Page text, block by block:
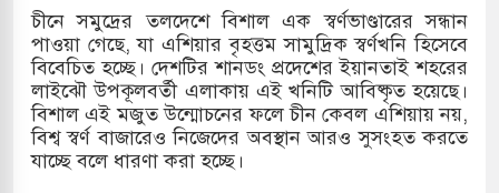
হাইকমিশনারের বাসভবনে আগুন, আইসিইউতে
হয়ে আসছে ‘স্পেশাল রেসপন্স ব্যাটালিয়ন
চীনে সমুদ্রের তলদেশে বিশাল এক স্বর্ণভাণ্ডারের সন্ধান
পাওয়া গেছে, যা এশিয়ার বৃহত্তম সামুদ্রিক স্বর্ণখনি হিসেবে
বিবেচিত হচ্ছে। দেশটির শানডং প্রদেশের ইয়ানতাই শহরের
লাইঝৌ উপকূলবর্তী এলাকায় এই খনিটি আবিষ্কৃত হয়েছে।
বিশাল এই মজুত উন্মোচনের ফলে চীন কেবল এশিয়ায় নয়,
বিশ্ব স্বর্ণ বাজারেও নিজেদের অবস্থান আরও সুসংহত করতে
যাচ্ছে বলে ধারণা করা হচ্ছে।